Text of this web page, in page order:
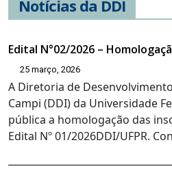
Notícias da DDI
Edital N°02/2026 –
25 março, 2026
A Diretoria de
Campi (DDI) da Universidade
pública a homologação das
Edital Nº 01/2026DDI/UFPR.